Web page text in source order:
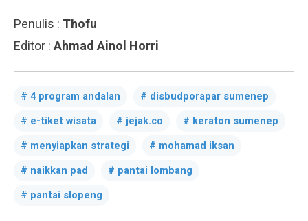
Penulis : Thofu
Editor :Ahmad Ainol Horri
4 program andalan
disbudporapar sumenep
e-tiket wisata
jejak.co
keraton sumenep
menyiapkan strategi
mohamad iksan
naikkan pad
pantai lombang
pantai slopeng